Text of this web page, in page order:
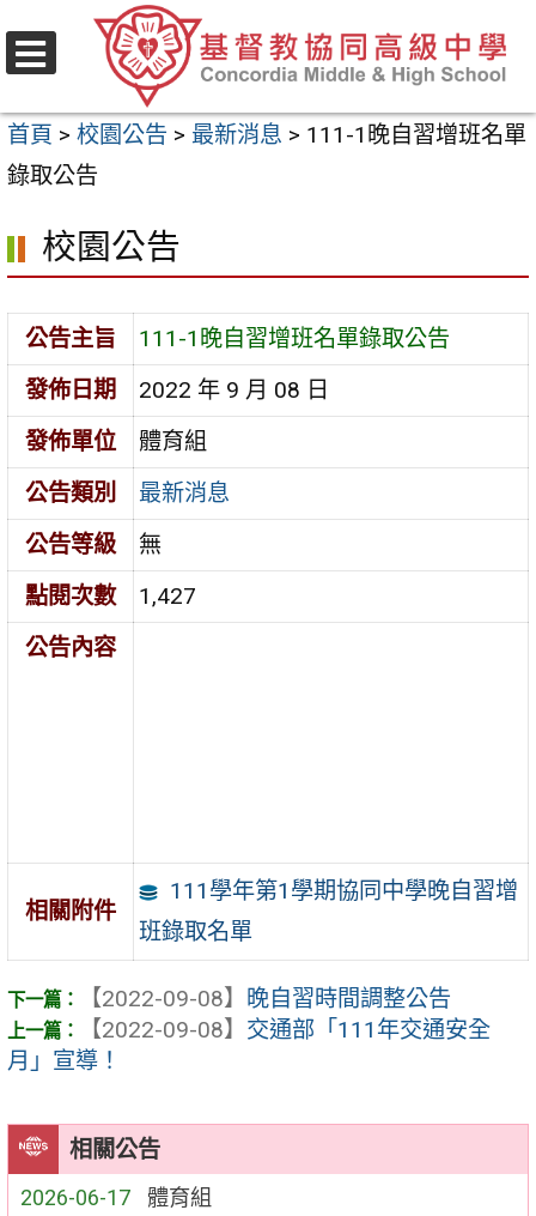
至
要
內
區
首頁 > 校園公告 > 最新消息 > 111-1晚自習增班名單
錄取公告
相關公告
2026-06-17 體育組
校園公告
公告主旨
111-1晚自習增班名單錄取公告
發佈日期
2022 年 9 月 08 日
發佈單位
體育組
公告類別
最新消息
公告等級
無
點閱次數
1,427
公告內容
相關附件
111學年第1學期協同中學晚自習增
班錄取名單
【2022-09-08】 晚自習時間調整公告
【2022-09-08】 交通部「111年交通安全
月」宣導！
選
單